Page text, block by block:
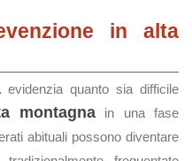
in alta
evidenzia quanto sia difficile
montagnain una fase
abituali possono diventare